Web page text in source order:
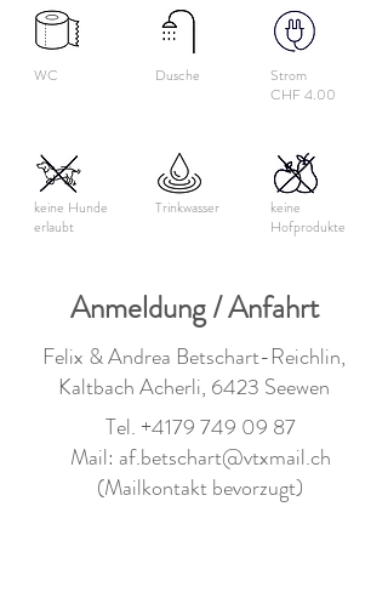
WC
keine Hunde
erlaubt
Strom
Dusche
CHF 4.00
Trinkwasser
keine
Hofprodukte
Anmeldung / Anfahrt
Felix & Andrea Betschart-Reichlin,
Kaltbach Acherli, 6423 Seewen
Tel. +4179 749 09 87
Mail: af.betschart@vtxmail.ch
(Mailkontakt bevorzugt)